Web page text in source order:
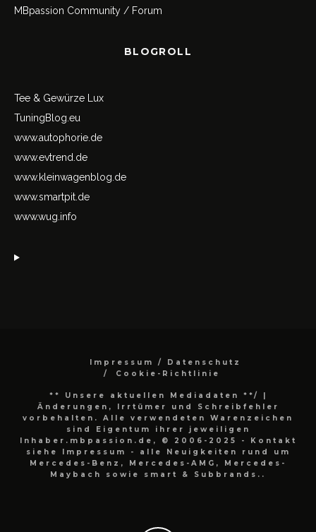
MBpassion Community / Forum
BLOGROLL
Tee & Gewürze Lux
TuningBlog.eu
www.autophorie.de
www.evtrend.de
www.kleinwagenblog.de
www.smartpit.de
www.wug.info
Impressum / Datenschutz
Cookie-Richtlinie
** Unsere aktuellen Mediadaten **/
|
Änderungen, Irrtümer und Schreibfehler
vorbehalten. Alle verwendeten Warenzeichen
sind Eigentum ihrer jeweiligen
Inhaber.mbpassion.de, © 2006-2025 - Kontakt
siehe Impressum - alle Neuigkeiten rund um
Mercedes-Benz, Mercedes-AMG, Mercedes-
Maybach sowie smart & Subbrands..